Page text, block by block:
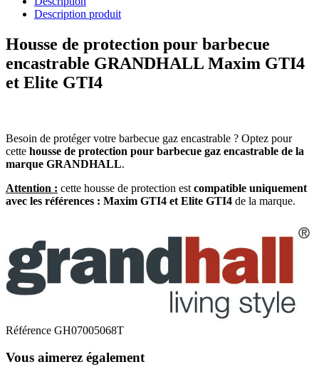
Description produit
Housse de protection pour barbecue
encastrable GRANDHALL Maxim GTI4
et Elite GTI4
Besoin de protéger votre barbecue gaz encastrable ? Optez pour
cette housse de protection pour barbecue gaz encastrable de la
marque GRANDHALL.
Attention : cette housse de protection est compatible uniquement
avec les références : Maxim GTI4 et Elite GTI4 de la marque.
Référence GH07005068T
Vous aimerez également